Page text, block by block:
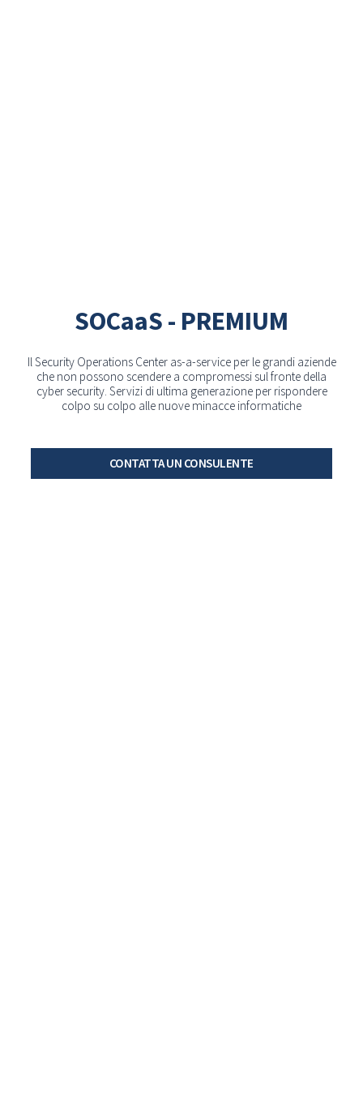
SOCaaS - PREMIUM
Il Security Operations Center as-a-service per le grandi aziende
che non possono scendere a compromessi sul fronte della
cyber security. Servizi di ultima generazione per rispondere
colpo su colpo alle nuove minacce informatiche
CONTATTA UN CONSULENTE